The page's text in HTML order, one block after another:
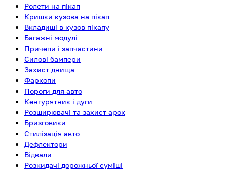
Ролети на пікап
Кришки кузова на пікап
Вкладиші в кузов пікапу
Багажні модулі
Причепи і запчастини
Силові бампери
Захист днища
Фаркопи
Пороги для авто
Кенгурятник і дуги
Розширювачі та захист арок
Бризговики
Стилізація авто
Дефлектори
Відвали
Розкидачі дорожньої суміші